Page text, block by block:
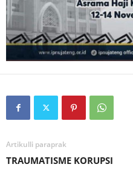
Artikulli paraprak
TRAUMATISME KORUPSI